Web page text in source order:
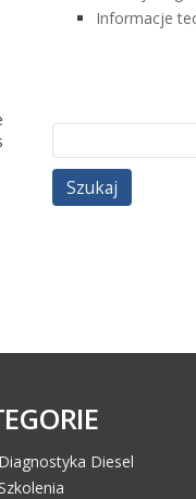
Informacje
Szukaj:
Diagnostyka Diesel